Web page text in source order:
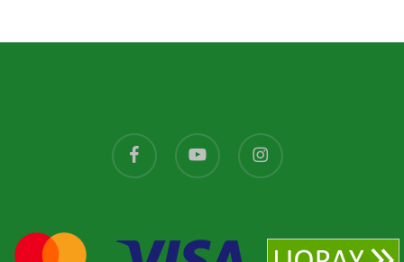
facebook youtube instagram